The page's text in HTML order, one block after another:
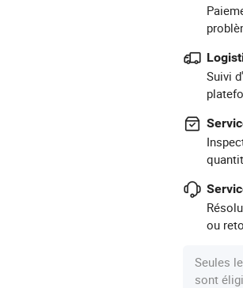
Suivi
ou
Seules
sont